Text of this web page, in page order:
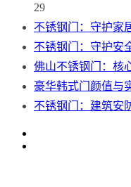
29
不锈钢门：守护家
不锈钢门：守护安
佛山不锈钢门：核
豪华韩式门颜值与
不锈钢门：建筑安